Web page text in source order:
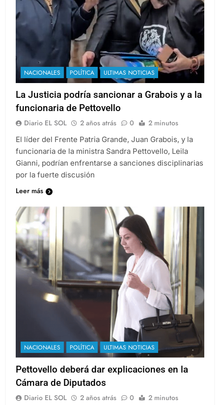
NACIONALES POLÍTICA ULTIMAS NOTICIAS
La Justicia podría sancionar a Grabois y a la
funcionaria de Pettovello
Diario EL SOL 2 años atrás 0 2 minutos
El líder del Frente Patria Grande, Juan Grabois, y la
funcionaria de la ministra Sandra Pettovello, Leila
Gianni, podrían enfrentarse a sanciones disciplinarias
por la fuerte discusión
Leer más
NACIONALES POLÍTICA ULTIMAS NOTICIAS
Pettovello deberá dar explicaciones en la
Cámara de Diputados
Diario EL SOL 2 años atrás 0 2 minutos